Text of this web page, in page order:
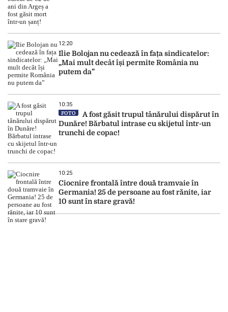
12:20
Ilie Bolojan nu cedează în fața sindicatelor:
„Mai mult decât își permite România nu
putem da”
10:35
FOTO
A fost găsit trupul tânărului dispărut în
Dunăre! Bărbatul intrase cu skijetul într-un
trunchi de copac!
10:25
Ciocnire frontală între două tramvaie în
Germania! 25 de persoane au fost rănite, iar
10 sunt în stare gravă!